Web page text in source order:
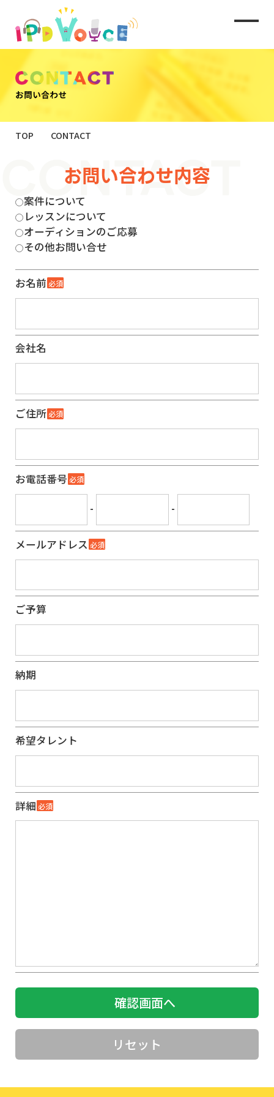
TOP CONTACT
お問い合わせ内容
案件について
レッスンについて
オーディションのご応募
その他お問い合せ
お名前 必須
会社名
ご住所必須
お電話番号 必須
- -
メールアドレス 必須
ご予算
納期
希望タレント
詳細 必須
確認画面へ
リセット